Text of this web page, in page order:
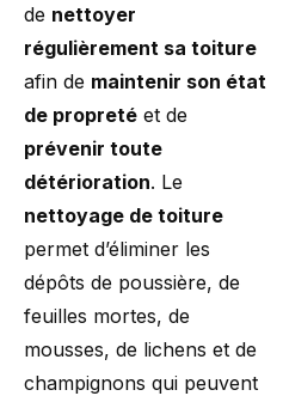
de nettoyer
régulièrement sa toiture
afin de maintenir son état
de propreté et de
prévenir toute
détérioration. Le
nettoyage de toiture
permet d’éliminer les
dépôts de poussière, de
feuilles mortes, de
mousses, de lichens et de
champignons qui peuvent